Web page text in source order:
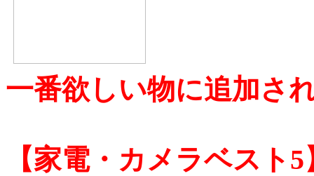
一番欲しい物に追加さ
【家電・カメラベスト5